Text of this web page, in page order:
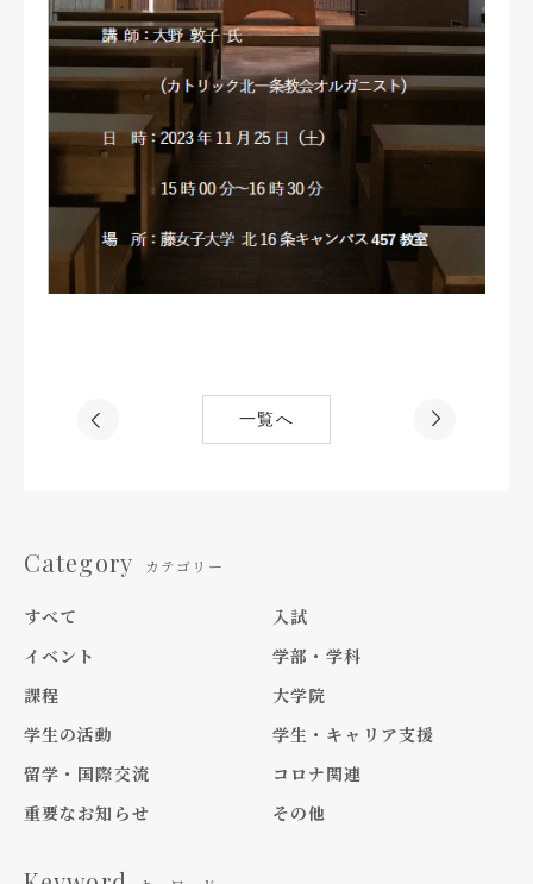
一覧へ
Category カテゴリー
すべて
入試
イベント
学部・学科
課程
大学院
学生の活動
学生・キャリア支援
留学・国際交流
コロナ関連
重要なお知らせ
その他